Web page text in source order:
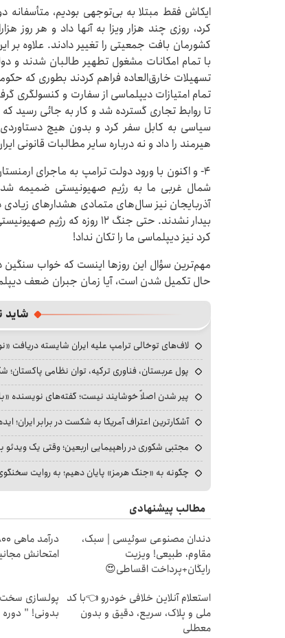
ایکاش فقط مبتلا به بی‌توجهی بودیم، متأسفانه
کرد، روزی چند هزار ویزا به آنها داد و هر روز
کشورمان بافت جمعیتی را تغییر دادند. علاوه
با تمام امکانات مشغول تطهیر طالبان شدند و
تسهیلات خارق‌العاده‌ فراهم کردند بطوری که
تمام امتیازات دیپلماسی از سفارت و کنسولگری
تا روابط تجاری گسترده شد و کار به جائی رسید
سیاسی به کابل سفر کرد و بدون هیچ دستاوردی
هیرمند را داد و نه درباره سایر مطالبات قانونی
۴- و اکنون با ورود دولت ترامپ به ماجرای
شمال غربی ما به رژیم صهیونیستی ضمیمه
آذربایجان نیز سال‌های متمادی هشدارهای
بیدار نشدند. حتی جنگ ۱۲
کرد نیز دیپلماسی ما را تکان نداد!
مهم‌ترین سؤال این روزها اینست که خواب
حال تکمیل شدن است، آیا زمان جبران ضعف
شاید
لاف‌های توخالی ترامپ علیه ایران شایسته دریافت
پول عربستان، فناوری ترکیه، توان نظامی پاکستان؛
پیر شدن اصلاً خوشایند نیست؛ گفته‌های نویسنده
آشکارترین اعتراف آمریکا به شکست در برابر ایران؛
مجتبی شکوری در راهپیمایی اربعین؛ وقتی یک ویدئو
چگونه به «جنگ هرمز» پایان دهیم؛ به روایت
مطالب پیشنهادی
دندان مصنوعی سوئیسی | سبک،
مقاوم، طبیعی! ویزیت
رایگان+پرداخت اقساطی😍
امتحانش
استعلام آنلاین خلافی خودرو 👈با کد
ملی و پلاک، سریع، دقیق و بدون
معطلی
پولسازی
بدونی! " دوره